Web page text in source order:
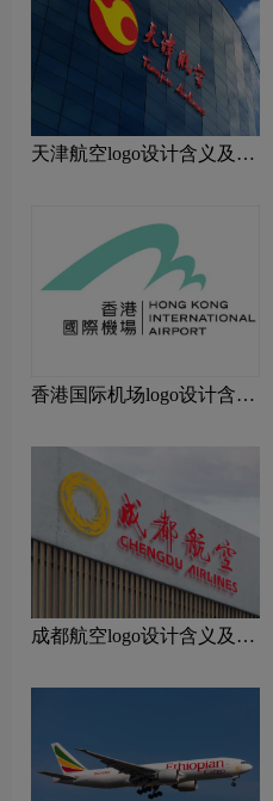
天津航空logo设计含义及设
香港国际机场logo设计含义
成都航空logo设计含义及设